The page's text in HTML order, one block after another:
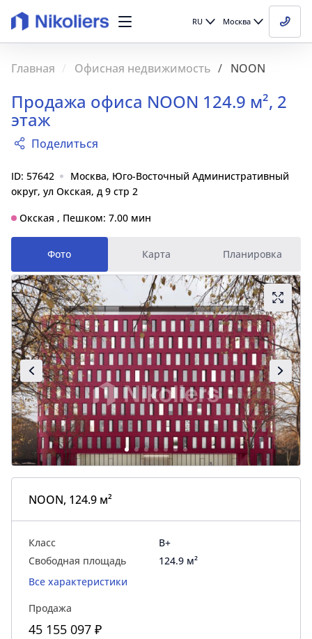
RU Москва
Главная Офисная недвижимость NOON
Продажа офиса NOON 124.9 м², 2
этаж
Поделиться
ID: 57642
Москва, Юго-Восточный Административный
округ, ул Окская, д 9 стр 2
Окская , Пешком: 7.00 мин
Фото Карта Планировка
NOON, 124.9 м²
Класс
B+
Свободная площадь
124.9 м²
Все характеристики
Продажа
45 155 097 ₽